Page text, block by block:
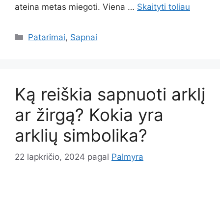
ateina metas miegoti. Viena … Skaityti toliau
Kategorijos
Patarimai, Sapnai
Ką reiškia sapnuoti arklį
ar žirgą? Kokia yra
arklių simbolika?
22 lapkričio, 2024 pagal Palmyra